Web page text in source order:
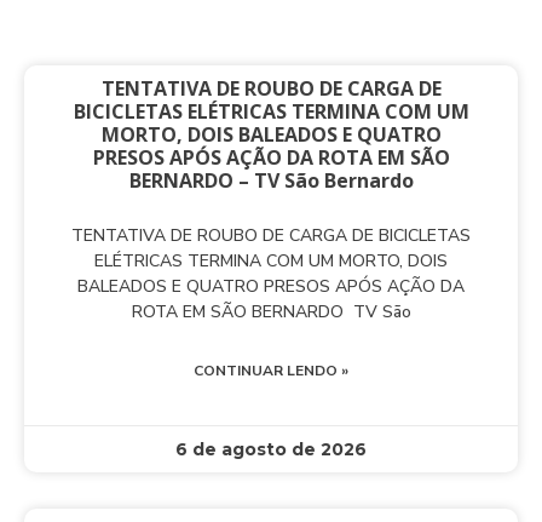
TENTATIVA DE ROUBO DE CARGA DE
BICICLETAS ELÉTRICAS TERMINA COM UM
MORTO, DOIS BALEADOS E QUATRO
PRESOS APÓS AÇÃO DA ROTA EM SÃO
BERNARDO – TV São Bernardo
TENTATIVA DE ROUBO DE CARGA DE BICICLETAS
ELÉTRICAS TERMINA COM UM MORTO, DOIS
BALEADOS E QUATRO PRESOS APÓS AÇÃO DA
ROTA EM SÃO BERNARDO TV São
CONTINUAR LENDO »
6 de agosto de 2026